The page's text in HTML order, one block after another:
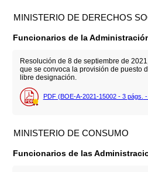
MINISTERIO DE DERECHOS
Funcionarios de la
Resolución de 8 de septiembre de
que se convoca la provisión de puesto
libre designación.
PDF (BOE-A-2021-15002 - 3 págs.
MINISTERIO DE CONSUMO
Funcionarios de las